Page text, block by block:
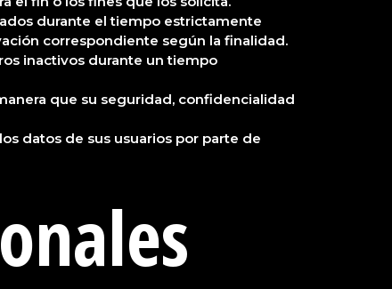
durante el tiempo estrictamente
correspondiente según la finalidad.
inactivos durante un tiempo
que su seguridad, confidencialidad
datos de sus usuarios por parte de